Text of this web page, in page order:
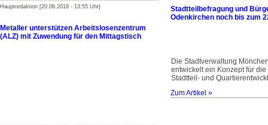
Hauptredaktion [20.06.2018 - 13:55 Uhr]
Metaller unterstützen Arbeitslosenzentrum
(ALZ) mit Zuwendung für den Mittagstisch
Stadtteilbefragung und
Odenkirchen noch bis zum
Die Stadtverwaltung
entwickelt ein Konzept für
Stadtteil- und
Zum Artikel »